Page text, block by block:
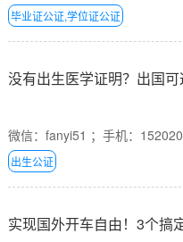
毕业证公证,学位证公证
没有出生医学证明？出国
微信：fanyi51 ；手机：
出生公证
实现国外开车自由！3个搞